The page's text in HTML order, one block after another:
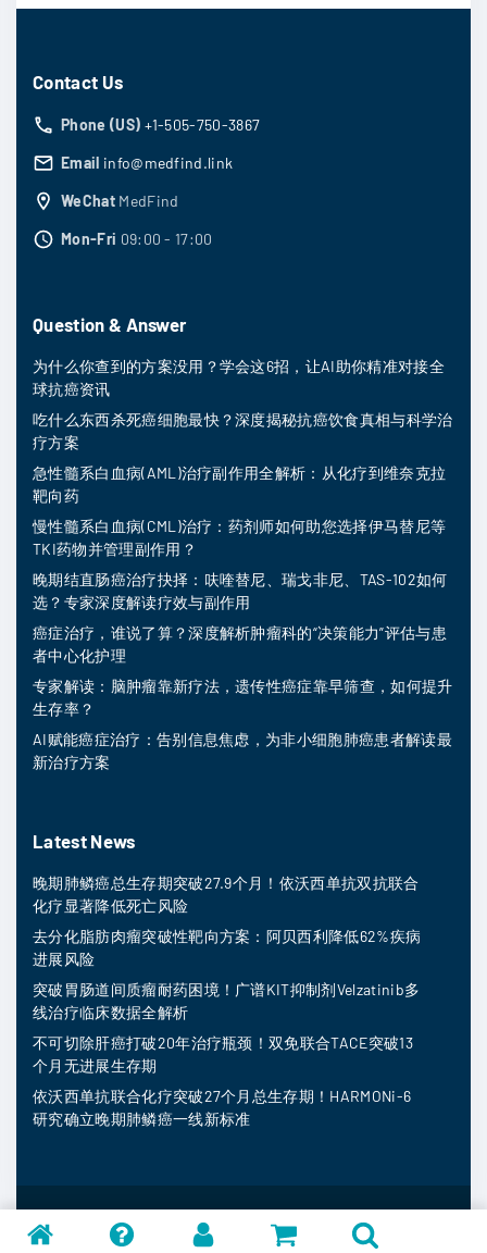
Contact Us
Phone (US) +1-505-750-3867
Email info@medfind.link
WeChat MedFind
Mon-Fri 09:00 - 17:00
Question & Answer
为什么你查到的方案没用？学会这6招，让AI助你精准对接全
球抗癌资讯
吃什么东西杀死癌细胞最快？深度揭秘抗癌饮食真相与科学治
疗方案
急性髓系白血病(AML)治疗副作用全解析：从化疗到维奈克拉
靶向药
慢性髓系白血病(CML)治疗：药剂师如何助您选择伊马替尼等
TKI药物并管理副作用？
晚期结直肠癌治疗抉择：呋喹替尼、瑞戈非尼、TAS-102如何
选？专家深度解读疗效与副作用
癌症治疗，谁说了算？深度解析肿瘤科的“决策能力”评估与患
者中心化护理
专家解读：脑肿瘤靠新疗法，遗传性癌症靠早筛查，如何提升
生存率？
AI赋能癌症治疗：告别信息焦虑，为非小细胞肺癌患者解读最
新治疗方案
Latest News
晚期肺鳞癌总生存期突破27.9个月！依沃西单抗双抗联合
化疗显著降低死亡风险
去分化脂肪肉瘤突破性靶向方案：阿贝西利降低62%疾病
进展风险
突破胃肠道间质瘤耐药困境！广谱KIT抑制剂Velzatinib多
线治疗临床数据全解析
不可切除肝癌打破20年治疗瓶颈！双免联合TACE突破13
个月无进展生存期
依沃西单抗联合化疗突破27个月总生存期！HARMONi-6
研究确立晚期肺鳞癌一线新标准
MedFind © 2026